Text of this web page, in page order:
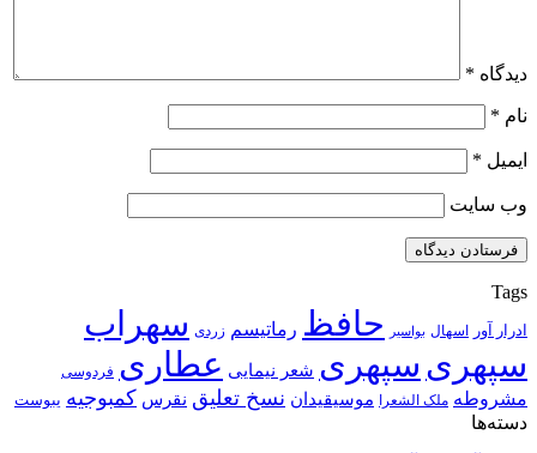
دیدگاه *
نام *
ایمیل *
وب‌ سایت
Tags
ادرار آور اسهال بواسیر حافظ رماتیسم زردی سهراب
سپهری سپهری شعر نیمایی عطاری فردوسی
مشروطه ملک الشعرا موسیقیدان نسخ تعلیق نقرس کمبوجیه یبوست
دسته‌ها